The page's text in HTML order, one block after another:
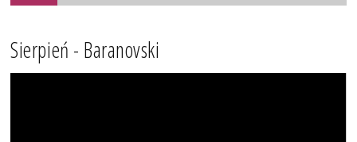
Sierpień - Baranovski